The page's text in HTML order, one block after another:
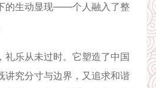
的生动显现——个人融入了整
乐从未过时。它塑造了中国
讲究分寸与边界，又追求和谐